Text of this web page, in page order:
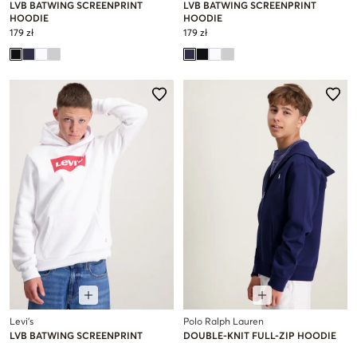
LVB BATWING SCREENPRINT
HOODIE
179 zł
LVB BATWING SCREENPRINT
HOODIE
179 zł
Levi's
LVB BATWING SCREENPRINT
Polo Ralph Lauren
DOUBLE-KNIT FULL-ZIP HOODIE